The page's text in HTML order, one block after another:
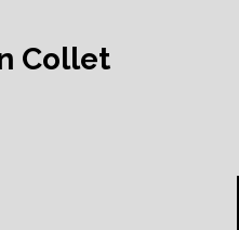
Collet